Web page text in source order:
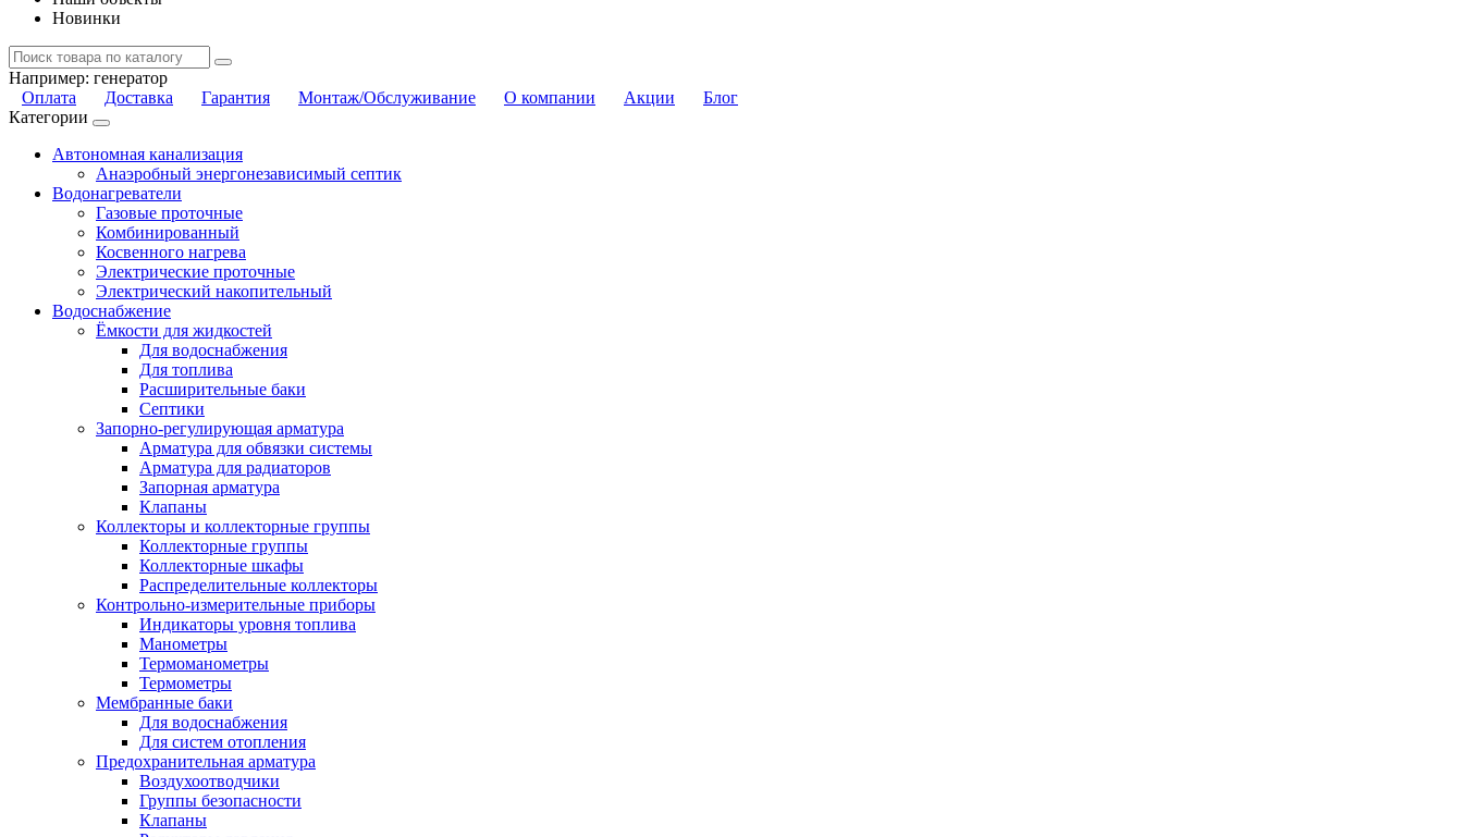
Новинки
Например: генератор
Оплата
Доставка Гарантия Монтаж/Обслуживание О компании Акции
Блог
Категории
Автономная канализация
Анаэробный энергонезависимый септик
Водонагреватели
Газовые проточные
Комбинированный
Косвенного нагрева
Электрические проточные
Электрический накопительный
Водоснабжение
Ёмкости для жидкостей
Для водоснабжения
Для топлива
Расширительные баки
Септики
Запорно-регулирующая арматура
Арматура для обвязки системы
Арматура для радиаторов
Запорная арматура
Клапаны
Коллекторы и коллекторные группы
Коллекторные группы
Коллекторные шкафы
Распределительные коллекторы
Контрольно-измерительные приборы
Индикаторы уровня топлива
Манометры
Термоманометры
Термометры
Мембранные баки
Для водоснабжения
Для систем отопления
Предохранительная арматура
Воздухоотводчики
Группы безопасности
Клапаны